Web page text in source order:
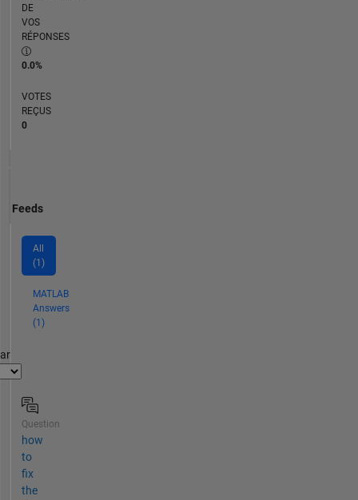
DE
VOS
RÉPONSES
0.0%
VOTES
REÇUS
0
Feeds
All
(1)
MATLAB
Answers
(1)
Question
how
to
fix
the